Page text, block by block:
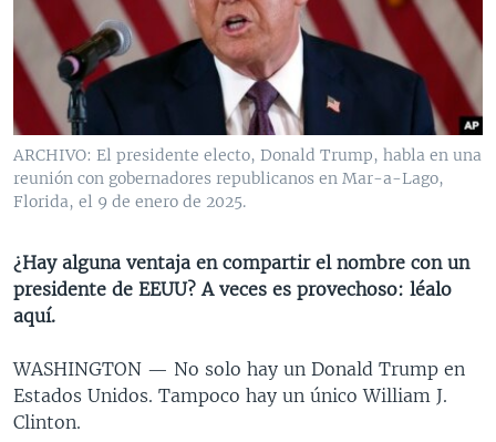
VENEZUELA
BRASIL
NICARAGUA
ECONOMÍA
ENTRETENIMIENTO Y CULTURA
TECNOLOGÍA
DEPORTES
CIENCIA Y SALUD
MULTIMEDIA
VIDEOS
FOTOGRAFÍA
AUDIOS
PROGRAMAS TV
EL MUNDO AL DÍA
FORO INTERAMERICANO
VISIÓN 360
PANORAMA
RADIO
AVANCE INFORMATIVO
AUDIONOTICIAS
ESTADOS UNIDOS AL DÍA
EL MUNDO AL DÍA [RADIO]
DEPORTIVO INTERNACIONAL
NOTA ECONÓMICA
DIRECT
DOCUMENTALES DE LA VOA
SÍGANOS
Idiomas
ARCHIVO: El presidente electo, Donald Trump, habla en una
reunión con gobernadores republicanos en Mar-a-Lago,
Florida, el 9 de enero de 2025.
¿Hay alguna ventaja en compartir el nombre con un
presidente de EEUU? A veces es provechoso: léalo
aquí.
WASHINGTON — No solo hay un Donald Trump en
Estados Unidos. Tampoco hay un único William J.
Clinton.